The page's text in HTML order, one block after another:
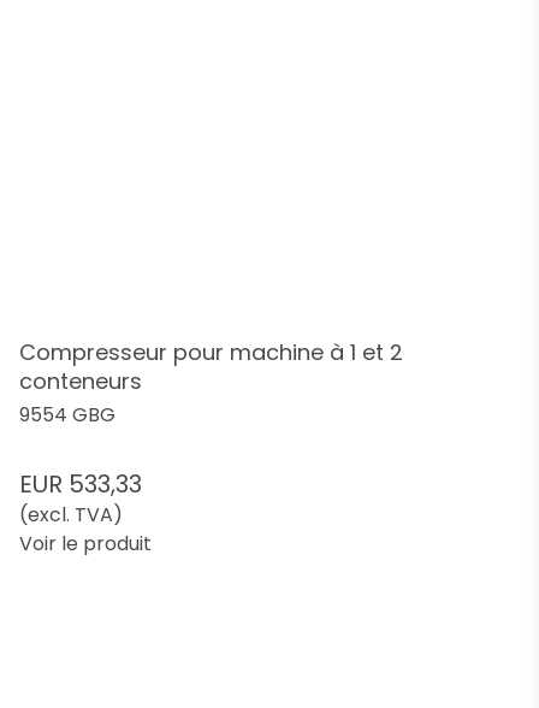
Compresseur pour machine à 1 et 2
conteneurs
9554 GBG
EUR 533,33
(excl. TVA)
Voir le produit